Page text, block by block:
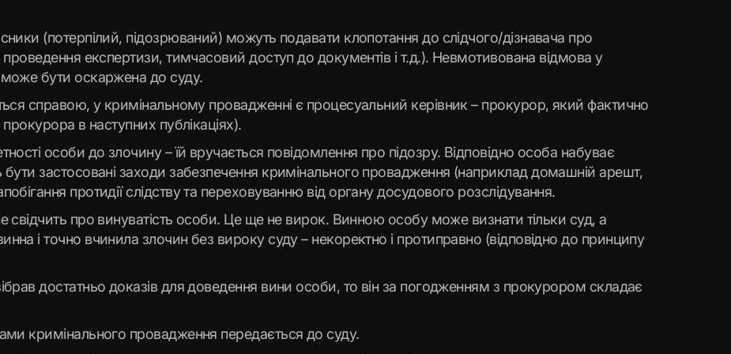
(потерпілий, підозрюваний) можуть подавати клопотання до слідчого/дізнавача про
експертизи, тимчасовий доступ до документів і т.д.). Невмотивована відмова у
може бути оскаржена до суду.
справою, у кримінальному провадженні є процесуальний керівник – прокурор, який фактично
в наступних публікаціях).
особи до злочину – їй вручається повідомлення про підозру. Відповідно особа набуває
застосовані заходи забезпечення кримінального провадження (наприклад домашній арешт,
протидії слідству та переховуванню від органу досудового розслідування.
свідчить про винуватість особи. Це ще не вирок. Винною особу може визнати тільки суд, а
і точно вчинила злочин без вироку суду – некоректно і протиправно (відповідно до принципу
достатньо доказів для доведення вини особи, то він за погодженням з прокурором складає
кримінального провадження передається до суду.